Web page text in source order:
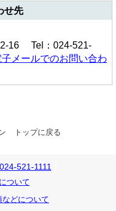
せ先
2-16 Tel：024-521-
子メールでのお問い合わ
トップに戻る
024-521-1111
ついて
などについて